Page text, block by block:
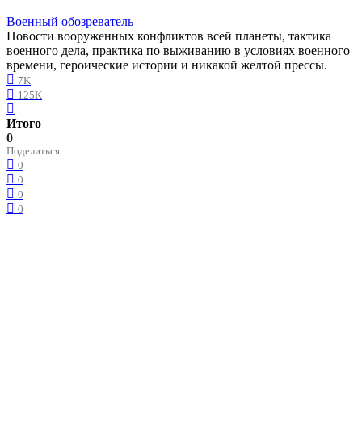
Военный обозреватель
Новости вооруженных конфликтов всей планеты, тактика
военного дела, практика по выживанию в условиях военного
времени, героические истории и никакой желтой прессы.
7K
125K
Итого
0
Поделиться
0
0
0
0